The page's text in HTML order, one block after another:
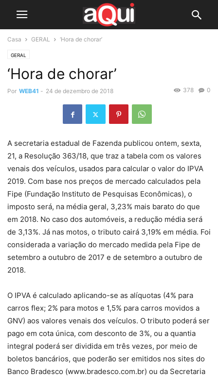
Casa GERAL ‘Hora de chorar’
GERAL
‘Hora de chorar’
Por WEB41 - 24 de dezembro de 2018 0
378
A secretaria estadual de Fazenda publicou ontem, sexta,
21, a Resolução 363/18, que traz a tabela com os valores
venais dos veículos, usados para calcular o valor do IPVA
2019. Com base nos preços de mercado calculados pela
Fipe (Fundação Instituto de Pesquisas Econômicas), o
imposto será, na média geral, 3,23% mais barato do que
em 2018. No caso dos automóveis, a redução média será
de 3,13%. Já nas motos, o tributo cairá 3,19% em média. Foi
considerada a variação do mercado medida pela Fipe de
setembro a outubro de 2017 e de setembro a outubro de
2018.
O IPVA é calculado aplicando-se as alíquotas (4% para
carros flex; 2% para motos e 1,5% para carros movidos a
GNV) aos valores venais dos veículos. O tributo poderá ser
pago em cota única, com desconto de 3%, ou a quantia
integral poderá ser dividida em três vezes, por meio de
boletos bancários, que poderão ser emitidos nos sites do
Banco Bradesco (www.bradesco.com.br) ou da Secretaria